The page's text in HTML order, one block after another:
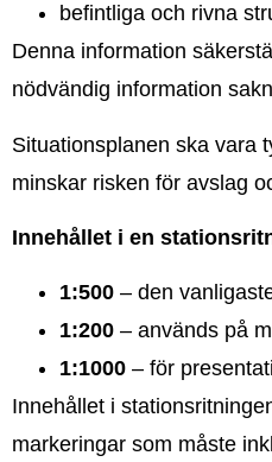
befintliga och rivna
Denna information
nödvändig information
Situationsplanen ska vara
minskar risken för avslag
Innehållet i en
1:500 – den
1:200 – används på
1:1000 – för
Innehållet i
markeringar som måste